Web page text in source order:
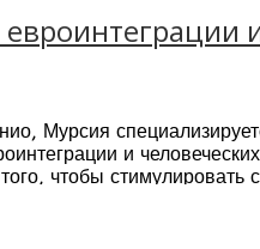
Мурсия
и
чтобы стимулировать